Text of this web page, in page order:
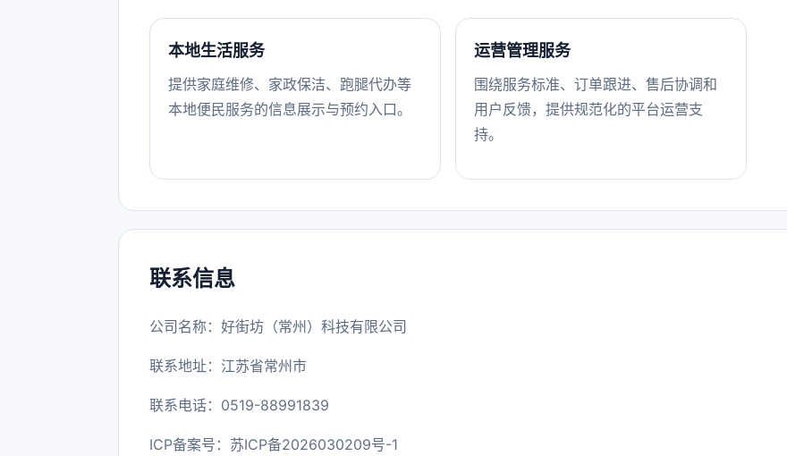
本地生活服务
提供家庭维修、家政保洁、跑腿代办等
本地便民服务的信息展示与预约入口。
运营管理服务
围绕服务标准、订单跟进、售后协调和
用户反馈，提供规范化的平台运营支
持。
联系信息
公司名称：好街坊（常州）科技有限公司
联系地址：江苏省常州市
联系电话：0519-88991839
ICP备案号： 苏ICP备2026030209号-1